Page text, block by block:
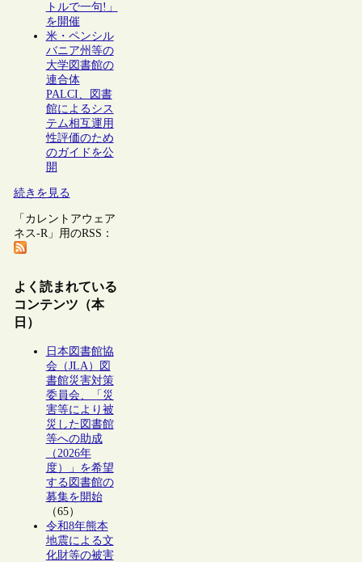
トルで一句!」
を開催
米・ペンシル
バニア州等の
大学図書館の
連合体
PALCI、図書
館によるシス
テム相互運用
性評価のため
のガイドを公
開
続きを見る
「カレントアウェア
ネス-R」用のRSS：
よく読まれている
コンテンツ（本
日）
日本図書館協
会（JLA）図
書館災害対策
委員会、「災
害等により被
災した図書館
等への助成
（2026年
度）」を希望
する図書館の
募集を開始
（65）
令和8年熊本
地震による文
化財等の被害